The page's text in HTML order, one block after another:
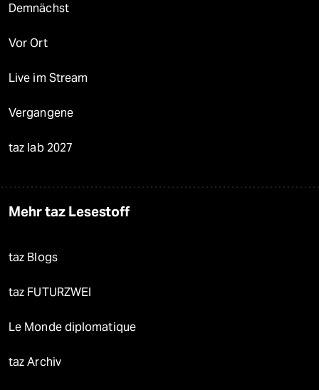
Demnächst
Vor Ort
Live im Stream
Vergangene
taz lab 2027
Mehr taz Lesestoff
taz Blogs
taz FUTURZWEI
Le Monde diplomatique
taz Archiv